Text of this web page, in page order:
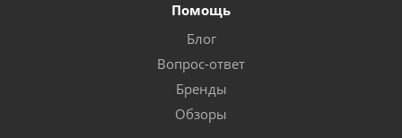
Помощь
Блог
Вопрос-ответ
Бренды
Обзоры